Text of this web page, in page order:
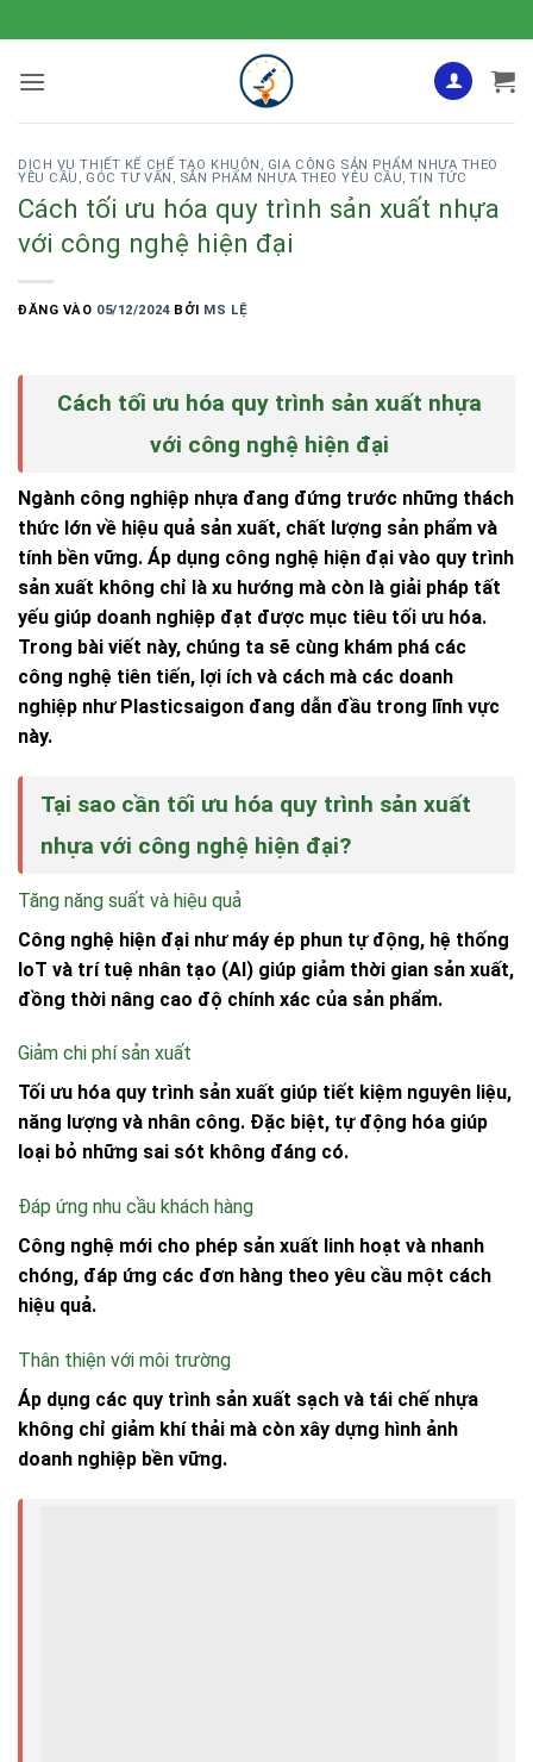
qua
nội
DỊCH VỤ THIẾT KẾ CHẾ TẠO KHUÔN , GIA CÔNG SẢN PHẨM NHỰA THEO
YÊU CẦU , GÓC TƯ VẤN , SẢN PHẨM NHỰA THEO YÊU CẦU,TIN TỨC
Cách tối ưu hóa quy trình sản xuất nhựa
với công nghệ hiện đại
ĐĂNG VÀO 05/12/2024 BỞI MS LỆ
Cách tối ưu hóa quy trình sản xuất nhựa
với công nghệ hiện đại
Ngành công nghiệp nhựa đang đứng trước những thách
thức lớn về hiệu quả sản xuất, chất lượng sản phẩm và
tính bền vững. Áp dụng công nghệ hiện đại vào quy trình
sản xuất không chỉ là xu hướng mà còn là giải pháp tất
yếu giúp doanh nghiệp đạt được mục tiêu tối ưu hóa.
Trong bài viết này, chúng ta sẽ cùng khám phá các
công nghệ tiên tiến, lợi ích và cách mà các doanh
nghiệp như Plasticsaigon đang dẫn đầu trong lĩnh vực
này.
Tại sao cần tối ưu hóa quy trình sản xuất
nhựa với công nghệ hiện đại?
Tăng năng suất và hiệu quả
Công nghệ hiện đại như máy ép phun tự động, hệ thống
IoT và trí tuệ nhân tạo (AI) giúp giảm thời gian sản xuất,
đồng thời nâng cao độ chính xác của sản phẩm.
Giảm chi phí sản xuất
Tối ưu hóa quy trình sản xuất giúp tiết kiệm nguyên liệu,
năng lượng và nhân công. Đặc biệt, tự động hóa giúp
loại bỏ những sai sót không đáng có.
Đáp ứng nhu cầu khách hàng
Công nghệ mới cho phép sản xuất linh hoạt và nhanh
chóng, đáp ứng các đơn hàng theo yêu cầu một cách
hiệu quả.
Thân thiện với môi trường
Áp dụng các quy trình sản xuất sạch và tái chế nhựa
không chỉ giảm khí thải mà còn xây dựng hình ảnh
doanh nghiệp bền vững.